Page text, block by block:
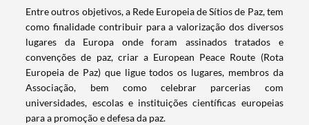
Entre outros objetivos, a Rede Europeia de Sítios de Paz, tem
como finalidade contribuir para a valorização dos diversos
lugares da Europa onde foram assinados tratados e
convenções de paz, criar a European Peace Route (Rota
Europeia de Paz) que ligue todos os lugares, membros da
Associação, bem como celebrar parcerias com
universidades, escolas e instituições científicas europeias
para a promoção e defesa da paz.